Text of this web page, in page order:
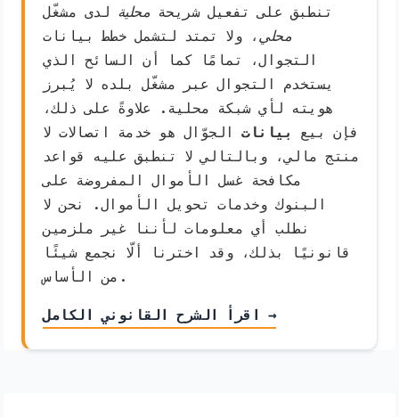
تنطبق على تفعيل شريحة محلية لدى مشغّل
محلي، ولا تمتد لتشمل خطط بيانات
التجوال، تمامًا كما أن السائح الذي
يستخدم التجوال عبر مشغّل بلده لا يُبرز
هويته لأي شبكة محلية. علاوةً على ذلك،
فإن بيع بيانات الجوّال هو خدمة اتصالات لا
منتج مالي، وبالتالي لا تنطبق عليه قواعد
مكافحة غسل الأموال المفروضة على
البنوك وخدمات تحويل الأموال. نحن لا
نطلب أي معلومات لأننا غير ملزمين
قانونيًا بذلك، وقد اخترنا ألّا نجمع شيئًا
من الأساس.
اقرأ الشرح القانوني الكامل →